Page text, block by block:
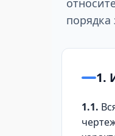
1.
1.1.